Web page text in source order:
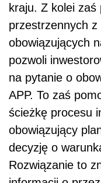
kraju. Z kolei zaś
przestrzennych
obowiązujących
pozwoli
na pytanie o
APP. To zaś
ścieżkę procesu
obowiązujący
decyzję o
Rozwiązanie to